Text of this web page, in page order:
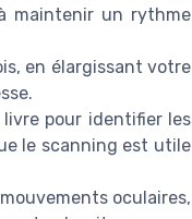
maintenir un rythme
en élargissant votre
pour identifier les
le scanning est utile
oculaires,